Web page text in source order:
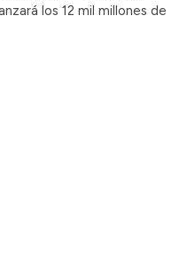
los 12 mil millones de